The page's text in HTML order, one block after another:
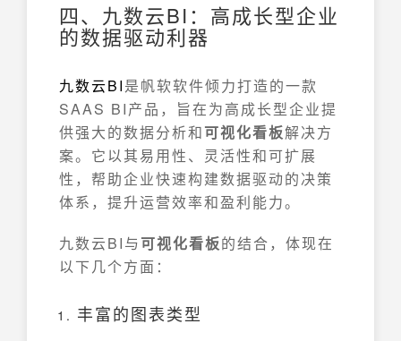
四、九数云BI：高成长型企业
的数据驱动利器
九数云BI是帆软软件倾力打造的一款
SAAS BI产品，旨在为高成长型企业提
供强大的数据分析和可视化看板解决方
案。它以其易用性、灵活性和可扩展
性，帮助企业快速构建数据驱动的决策
体系，提升运营效率和盈利能力。
九数云BI与可视化看板的结合，体现在
以下几个方面：
丰富的图表类型